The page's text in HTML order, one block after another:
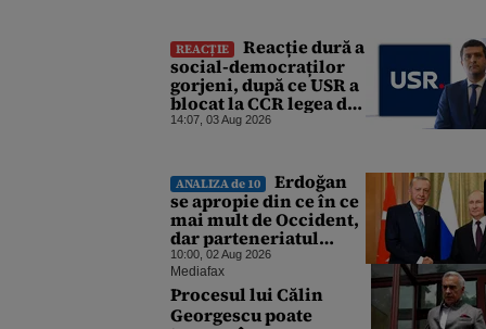
începând chiar de azi
REACȚIE
Reacție dură a
social-democraților
gorjeni, după ce USR a
blocat la CCR legea de
finalizare a
surprinde dacă Miruță
și USR ar acuza PSD și
de faptul că asupra
Europei s-a abătut o
cupolă de foc”
14:07, 03 Aug 2026
ANALIZA de 10
Erdoğan
se apropie din ce în ce
mai mult de Occident,
dar parteneriatul
dintre Rusia și Turcia
rezistă. De ce nu este
Moscova îngrijorată
de orientarea spre vest
10:00, 02 Aug 2026
Mediafax
Procesul lui Călin
Georgescu poate